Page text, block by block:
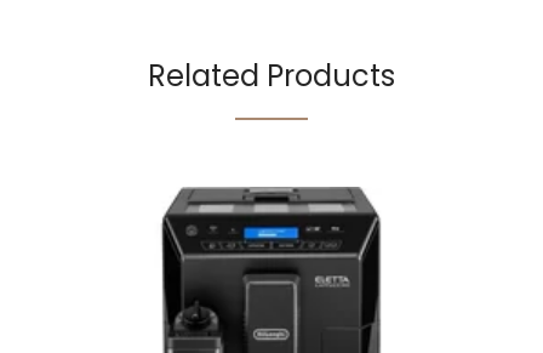
Related Products